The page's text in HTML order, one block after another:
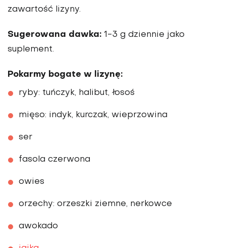
zawartość lizyny.
Sugerowana dawka: 1-3 g dziennie jako
suplement.
Pokarmy bogate w lizynę:
ryby: tuńczyk, halibut, łosoś
mięso: indyk, kurczak, wieprzowina
ser
fasola czerwona
owies
orzechy: orzeszki ziemne, nerkowce
awokado